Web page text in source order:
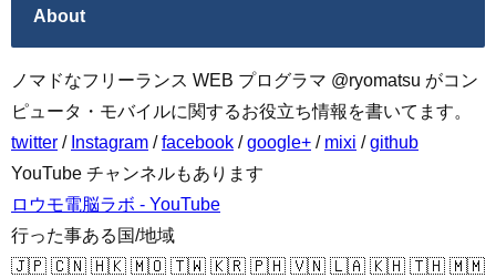
About
ノマドなフリーランス WEB プログラマ @ryomatsu がコン
ピュータ・モバイルに関するお役立ち情報を書いてます。
twitter / Instagram /facebook /google+ / mixi /github
YouTube チャンネルもあります
ロウモ電脳ラボ - YouTube
行った事ある国/地域
🇯🇵 🇨🇳 🇭🇰 🇲🇴 🇹🇼 🇰🇷 🇵🇭 🇻🇳 🇱🇦 🇰🇭 🇹🇭 🇲🇲